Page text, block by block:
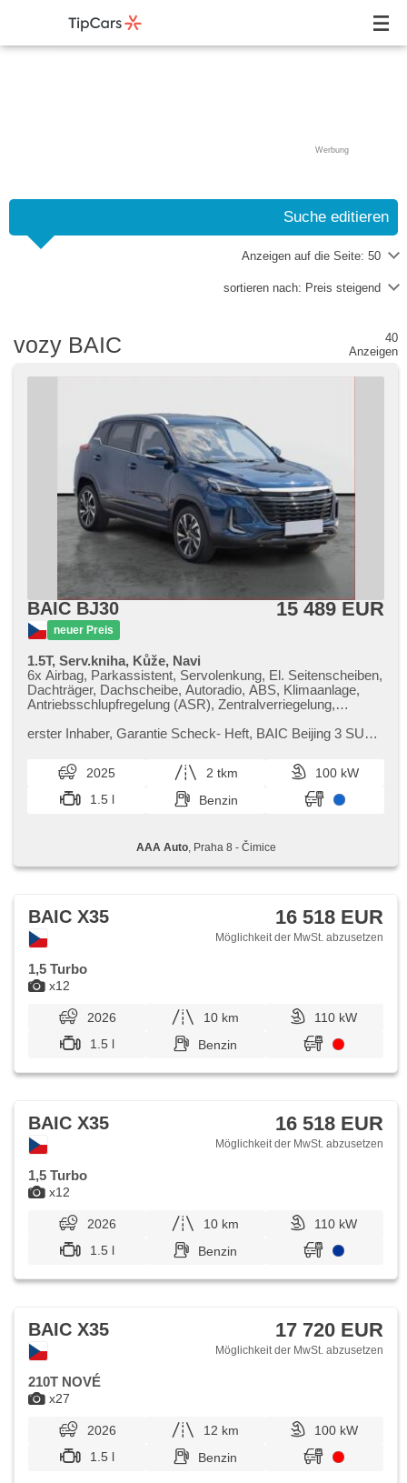
Werbung
Suche editieren
Anzeigen auf die Seite: 50
sortieren nach: Preis steigend
vozy BAIC
40
Anzeigen
BAIC BJ30
neuer Preis
15 489 EUR
1.5T, Serv.kniha, Kůže, Navi
6x Airbag, Parkassistent, Servolenkung, El. Seitenscheiben,
Dachträger, Dachscheibe, Autoradio, ABS, Klimaanlage,
Antriebsschlupfregelung (ASR), Zentralverriegelung,
Stabilitätsprogramm (ESP), Reifendrucksensor, USB,
erster Inhaber,​ Garantie Scheck​- Heft,​ BAIC Beijing 3 SUV
pro rodinné...
2025 2 tkm
100 kW
1.5 l
Benzin
AAA Auto, Praha 8 - Čimice
x12
BAIC X35 16 518 EUR
Möglichkeit der MwSt. abzusetzen
1,5 Turbo
2026 10 km
110 kW
1.5 l
Benzin
x12
BAIC X35 16 518 EUR
Möglichkeit der MwSt. abzusetzen
1,5 Turbo
2026 10 km
110 kW
1.5 l
Benzin
x27
BAIC X35 17 720 EUR
Möglichkeit der MwSt. abzusetzen
210T NOVÉ
2026 12 km
100 kW
1.5 l
Benzin